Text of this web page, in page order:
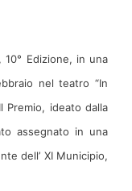
10° Edizione, in una
nel teatro “In
Premio, ideato dalla
assegnato in una
dell’ XI Municipio,